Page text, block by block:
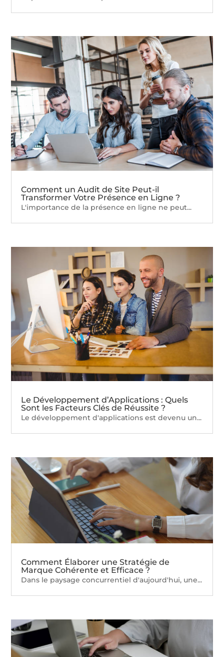
Comment un Audit de Site Peut-il
Transformer Votre Présence en Ligne ?
L'importance de la présence en ligne ne peut...
Le Développement d’Applications : Quels
Sont les Facteurs Clés de Réussite ?
Le développement d'applications est devenu un...
Comment Élaborer une Stratégie de
Marque Cohérente et Efficace ?
Dans le paysage concurrentiel d'aujourd'hui, une...